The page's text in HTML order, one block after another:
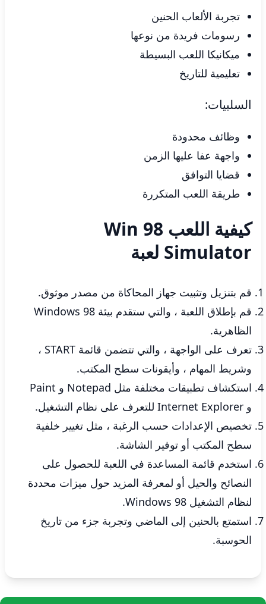
تجربة الألعاب الحنين
رسومات فريدة من نوعها
ميكانيكا اللعب البسيطة
تعليمية للتاريخ
السلبيات:
وظائف محدودة
واجهة عفا عليها الزمن
قضايا التوافق
طريقة اللعب المتكررة
كيفية اللعب Win 98
Simulator لعبة
قم بتنزيل وتثبيت جهاز المحاكاة من مصدر موثوق.
قم بإطلاق اللعبة ، والتي ستقدم بيئة Windows 98
الظاهرية.
تعرف على الواجهة ، والتي تتضمن قائمة START ،
وشريط المهام ، وأيقونات سطح المكتب.
استكشاف تطبيقات مختلفة مثل Notepad و Paint
و Internet Explorer للتعرف على نظام التشغيل.
تخصيص الإعدادات حسب الرغبة ، مثل تغيير خلفية
سطح المكتب أو توفير الشاشة.
استخدم قائمة المساعدة في اللعبة للحصول على
النصائح والحيل أو لمعرفة المزيد حول ميزات محددة
لنظام التشغيل Windows 98.
استمتع بالحنين إلى الماضي وتجربة جزء من تاريخ
الحوسبة.